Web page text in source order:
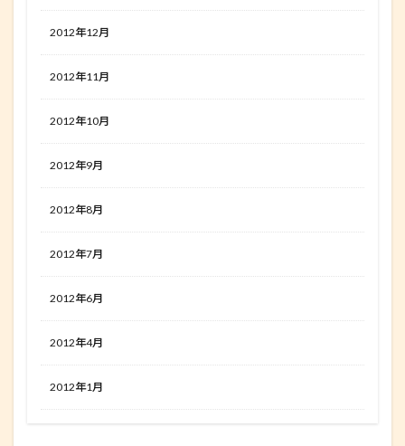
2012年12月
2012年11月
2012年10月
2012年9月
2012年8月
2012年7月
2012年6月
2012年4月
2012年1月